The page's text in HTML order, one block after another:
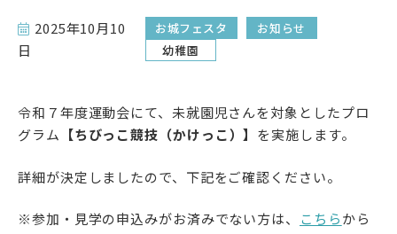
follow us
公式SNSアカウント
2025年10月10
日
お城フェスタ
お知らせ
幼稚園
令和７年度運動会にて、未就園児さんを対象としたプロ
グラム 【ちびっこ競技（かけっこ）】 を実施します。
詳細が決定しましたので、下記をご確認ください。
※参加・見学の申込みがお済みでない方は、 こちらから